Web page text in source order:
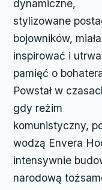
dynamiczne,
stylizowane
bojowników, miała
inspirować i
pamięć o
Powstał w
gdy reżim
komunistyczny,
wodzą Envera
intensywnie
narodową